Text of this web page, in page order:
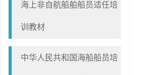
海上非自航船舶船员适任培
训教材
中华人民共和国海船船员培